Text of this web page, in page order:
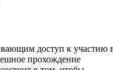
доступ к участию
прохождение